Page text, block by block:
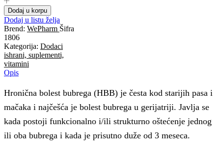
Dodaj u korpu
Dodaj u listu želja
Brend: WePharm Šifra
1806
Kategorija: Dodaci
ishrani, suplementi,
vitamini
Opis
Hronična bolest bubrega (HBB) je česta kod starijih pasa i
mačaka i najčešća je bolest bubrega u gerijatriji. Javlja se
kada postoji funkcionalno i/ili strukturno oštećenje jednog
ili oba bubrega i kada je prisutno duže od 3 meseca.